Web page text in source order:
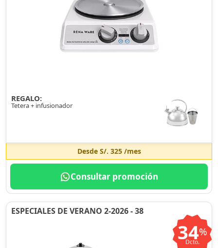
REGALO:
Tetera + infusionador
Desde S/. 325/mes
Consultar promoción
ESPECIALES DE VERANO 2-2026 - 38
34%
Dcto.